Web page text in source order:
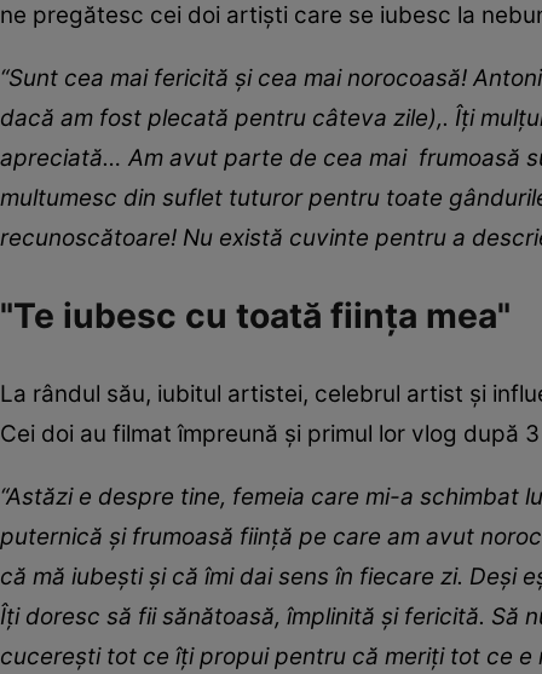
ne pregătesc cei doi artiști care se iubesc la
“Sunt cea mai fericită și cea mai norocoasă!
dacă am fost plecată pentru câteva zile),. Îți
apreciată… Am avut parte de cea mai frumoasă
multumesc din suflet tuturor pentru toate
recunoscătoare! Nu există cuvinte pentru a
"Te iubesc cu toată ființa mea"
La rândul său, iubitul artistei, celebrul artist și
Cei doi au filmat împreună și primul lor vlog
“Astăzi e despre tine, femeia care mi-a schimbat
puternică și frumoasă ființă pe care am avut
că mă iubești și că îmi dai sens în fiecare zi. Deși
Îți doresc să fii sănătoasă, împlinită și fericită. Să
cucerești tot ce îți propui pentru că meriți tot ce